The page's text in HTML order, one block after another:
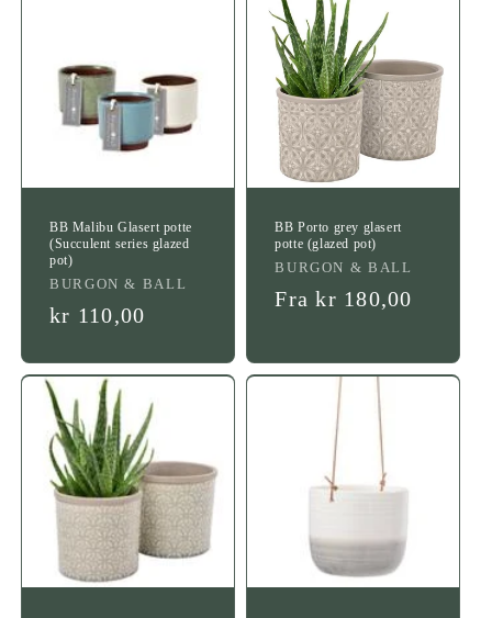
BB Malibu Glasert potte
(Succulent series glazed
pot)
Leverandør:
BURGON & BALL
Vanlig
kr 110,00
BB Porto grey glasert
potte (glazed pot)
Leverandør:
BURGON & BALL
Vanlig
Fra kr 180,00